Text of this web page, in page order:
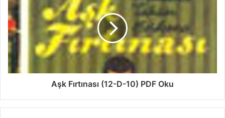
Aşk Fırtınası (12-D-10) PDF Oku